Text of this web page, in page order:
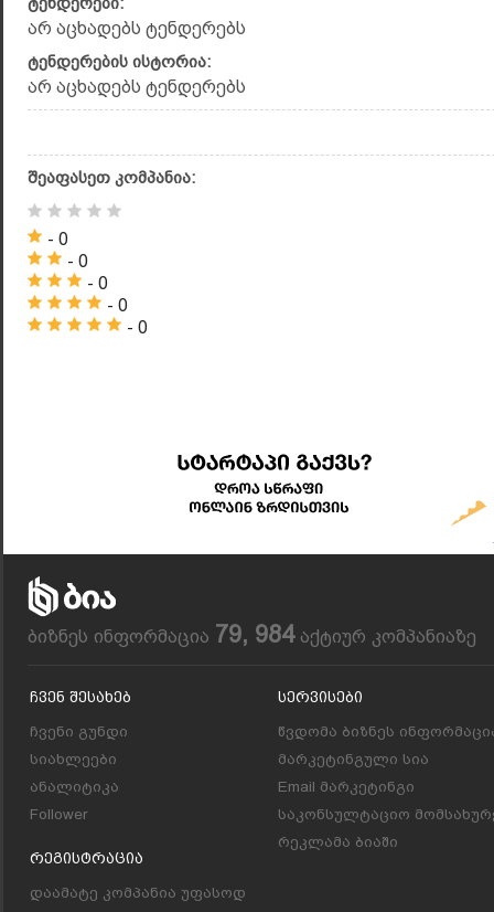
არ აცხადებს ტენდერებს
ტენდერების ისტორია:
არ აცხადებს ტენდერებს
შეაფასეთ კომპანია:
- 0
- 0
- 0
- 0
- 0
ბიზნეს ინფორმაცია 79, 984აქტიურ კომპანიაზე
Ჩვენ Შესახებ
ჩვენი გუნდი
სიახლეები
ანალიტიკა
Follower
Რეგისტრაცია
დაამატე კომპანია უფასოდ
Სერვისები
წვდომა ბიზნეს
მარკეტინგული სია
Email მარკეტინგი
საკონსულტაციო
რეკლამა ბიაში